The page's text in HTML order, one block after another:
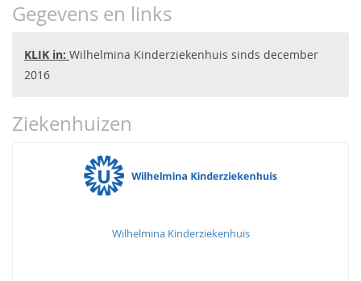
Gegevens en links
KLIK in: Wilhelmina Kinderziekenhuis sinds december
2016
Ziekenhuizen
Wilhelmina Kinderziekenhuis